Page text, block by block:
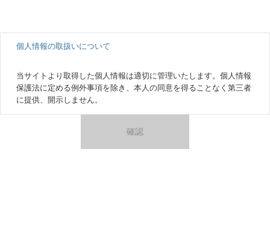
個人情報の取扱いについて
当サイトより取得した個人情報は適切に管理いたします。個人情報
保護法に定める例外事項を除き、本人の同意を得ることなく第三者
に提供、開示しません。